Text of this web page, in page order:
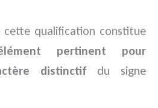
qualification constitue
pertinent pour
distinctif du signe